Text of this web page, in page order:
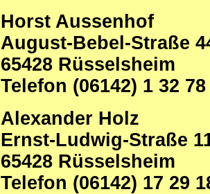
Horst Aussenhof
August-Bebel-Straße
65428 Rüsselsheim
Telefon (06142) 1 32 78
Alexander Holz
Ernst-Ludwig-Straße
65428 Rüsselsheim
Telefon (06142) 17 29